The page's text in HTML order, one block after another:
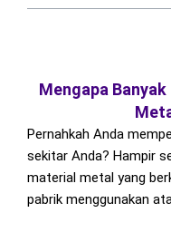
Mengapa
Pernahkah Anda
sekitar Anda? Hampir
material metal yang
pabrik menggunakan